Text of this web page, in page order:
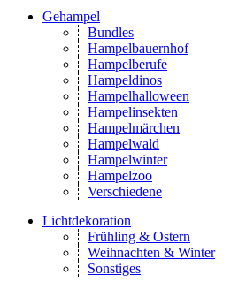
Gehampel
Bundles
Hampelbauernhof
Hampelberufe
Hampeldinos
Hampelhalloween
Hampelinsekten
Hampelmärchen
Hampelwald
Hampelwinter
Hampelzoo
Verschiedene
Lichtdekoration
Frühling & Ostern
Weihnachten & Winter
Sonstiges